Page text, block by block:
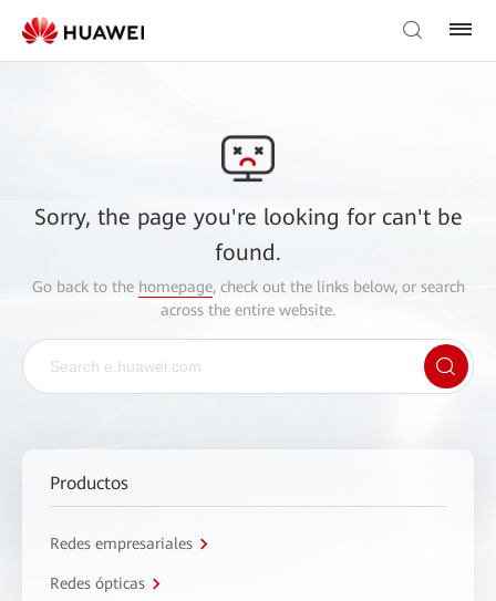
Sorry, the page you're looking for can't be
found.
Go back to the homepage, check out the links below, or search
across the entire website.
Productos
Redes empresariales
Redes ópticas